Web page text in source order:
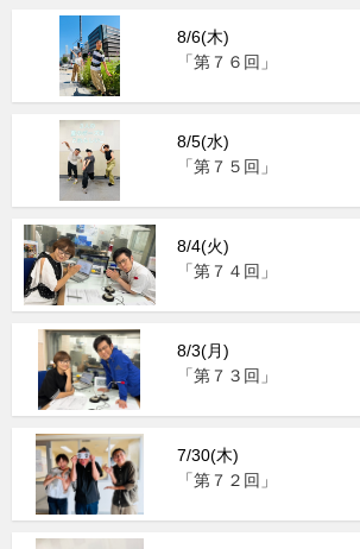
8/6(木)
「第７６回」
8/5(水)
「第７５回」
8/4(火)
「第７４回」
8/3(月)
「第７３回」
7/30(木)
「第７２回」